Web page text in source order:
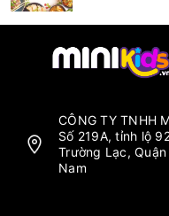
CÔNG TY TNHH
Số 219A, tỉnh lộ
Trường Lạc,
Nam